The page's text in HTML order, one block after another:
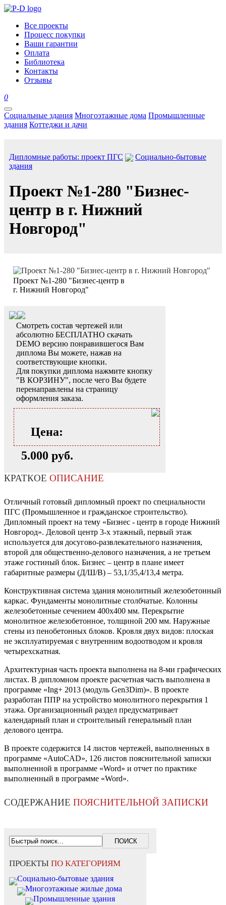
Все проекты
Процесс покупки
Ваши гарантии
Оплата
Библиотека
Контакты
Отзывы
0
Социальные здания Многоэтажные дома Промышленные
здания Коттеджи и дачи
Дипломные работы: проект ПГС
Социально-бытовые
здания
Проект №1-280 "Бизнес-
центр в г. Нижний
Новгород"
Проект №1-280 "Бизнес-центр в
г. Нижний Новгород"
Смотреть состав чертежей или
абсолютно БЕСПЛАТНО скачать
DEMO версию понравившегося Вам
диплома Вы можете, нажав на
соответствующие кнопки.
Для покупки диплома нажмите кнопку
"В КОРЗИНУ", после чего Вы будете
перенаправлены на страницу
оформления заказа.
Цена:
5.000 руб.
КРАТКОЕ ОПИСАНИЕ
Отличный готовый дипломный проект по специальности
ПГС (Промышленное и гражданское строительство).
Дипломный проект на тему «Бизнес - центр в городе Нижний
Новгород». Деловой центр 3-х этажный, первый этаж
используется для досугово-развлекательного назначения,
второй для общественно-делового назначения, а не третьем
этаже гостиный блок. Бизнес – центр в плане имеет
габаритные размеры (Д/Ш/В) – 53,1/35,4/13,4 метра.
Конструктивная система здания монолитный железобетонный
каркас. Фундаменты монолитные столбчатые. Колонны
железобетонные сечением 400х400 мм. Перекрытие
монолитное железобетонное, толщиной 200 мм. Наружные
стены из пенобетонных блоков. Кровля двух видов: плоская
не эксплуатируемая с внутренним водоотводом и кровля
четырехскатная.
Архитектурная часть проекта выполнена на 8-ми графических
листах. В дипломном проекте расчетная часть выполнена в
программе «Ing+ 2013 (модуль Gen3Dim)». В проекте
разработан ППР на устройство монолитного перекрытия 1
этажа. Организационный раздел предусматривает
календарный план и строительный генеральный план
делового центра.
В проекте содержится 14 листов чертежей, выполненных в
программе «AutoCAD», 126 листов пояснительной записки
выполненной в программе «Word» и отчет по практике
выполненный в программе «Word».
СОДЕРЖАНИЕ ПОЯСНИТЕЛЬНОЙ ЗАПИСКИ
ПРОЕКТЫ ПО КАТЕГОРИЯМ
Социально-бытовые здания
Многоэтажные жилые дома
Промышленные здания